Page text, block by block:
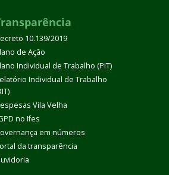
10.139/2019
de Ação
Individual de Trabalho (PIT)
Individual de Trabalho
Vila Velha
no Ifes
em números
da transparência